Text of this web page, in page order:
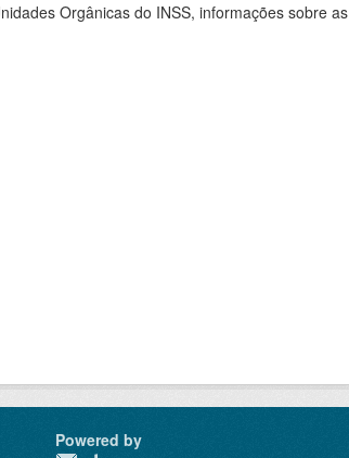
Orgânicas do INSS, informações sobre as
Powered by